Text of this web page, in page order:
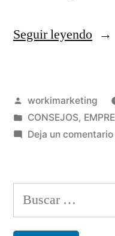
Seguir leyendo
tu
plan
Publicado
por
workimarketing
Publicado
en
CONSEJOS,
Deja un comentario
Buscar: